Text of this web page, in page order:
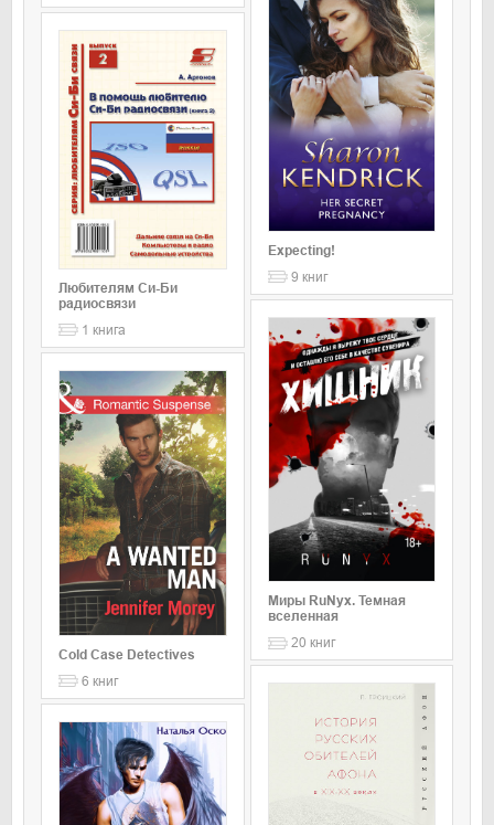
Любителям Си-Би
радиосвязи
1 книга
Cold Case Detectives
6 книг
Expecting!
9 книг
Миры RuNyx. Темная
вселенная
20 книг